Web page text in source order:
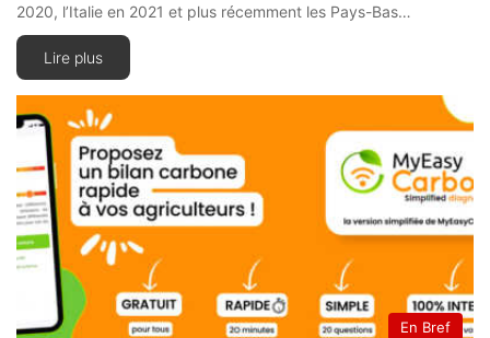
2020, l’Italie en 2021 et plus récemment les Pays-Bas…
Lire plus
En Bref